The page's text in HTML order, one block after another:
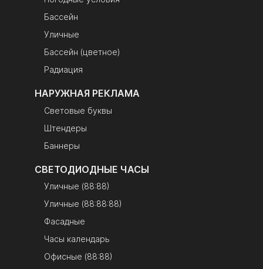
Бассейн
Уличные
Бассейн (цветное)
Радиация
НАРУЖНАЯ РЕКЛАМА
Световые буквы
Штендеры
Баннеры
СВЕТОДИОДНЫЕ ЧАСЫ
Уличные (88:88)
Уличные (88:88:88)
Фасадные
Часы календарь
Офисные (88:88)